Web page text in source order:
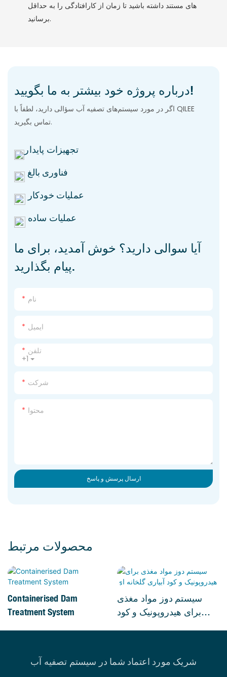
های مستند داشته باشید تا زمان از کارافتادگی را به حداقل
برسانید.
درباره پروژه خود بیشتر به ما بگویید!
اگر در مورد سیستم‌های تصفیه آب سؤالی دارید، لطفاً با QILEE
تماس بگیرید.
تجهیزات پایدار
فناوری بالغ
عملیات خودکار
عملیات ساده
آیا سوالی دارید؟ خوش آمدید، برای ما
پیام بگذارید.
نام
ایمیل
+1
تلفن
شرکت
محتوا
ارسال پرسش و پاسخ
محصولات مرتبط
Containerised Dam
Treatment System
سیستم دوز مواد مغذی
برای هیدروپونیک و کود
شریک مورد اعتماد شما در سیستم تصفیه آب